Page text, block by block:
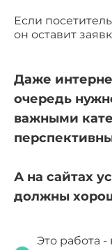
Если
он оставит
Даже
очередь
важными
А на сайтах
должны
Это работа